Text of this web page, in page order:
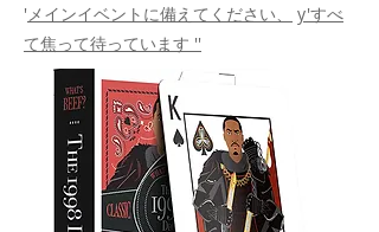
' メインイベントに備えてください、
y'すべ
て焦って待っています ''